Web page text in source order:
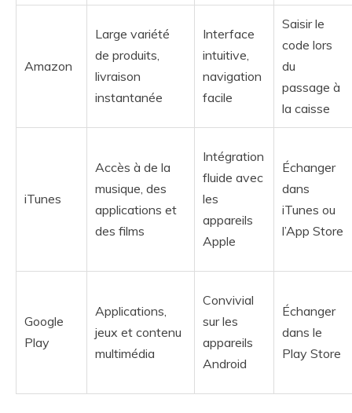
Amazon
Large variété
de produits,
livraison
instantanée
Interface
intuitive,
navigation
facile
Saisir le
code lors
du
passage à
la caisse
iTunes
Accès à de la
musique, des
applications et
des films
Intégration
fluide avec
les
appareils
Apple
Échanger
dans
iTunes ou
l’App Store
Google
Play
Applications,
jeux et contenu
multimédia
Convivial
sur les
appareils
Android
Échanger
dans le
Play Store